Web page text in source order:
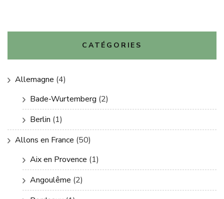
CATÉGORIES
Allemagne (4)
Bade-Wurtemberg (2)
Berlin (1)
Allons en France (50)
Aix en Provence (1)
Angoulême (2)